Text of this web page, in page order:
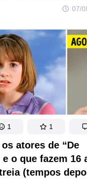
07/
delas, tornando-as
e caprichosas que gastam
que escolhem viver
e são elas que
atores de “De
e o que fazem 16
(tempos
1 1